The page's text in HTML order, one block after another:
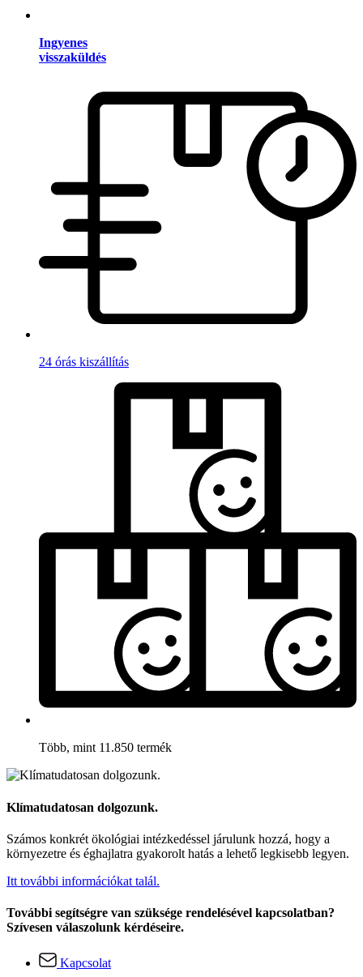
Ingyenes
visszaküldés
24 órás kiszállítás
Több, mint 11.850 termék
Klímatudatosan dolgozunk.
Számos konkrét ökológiai intézkedéssel járulunk hozzá, hogy a
környezetre és éghajlatra gyakorolt hatás a lehető legkisebb legyen.
Itt további információkat talál.
További segítségre van szüksége rendelésével kapcsolatban?
Szívesen válaszolunk kérdéseire.
Kapcsolat